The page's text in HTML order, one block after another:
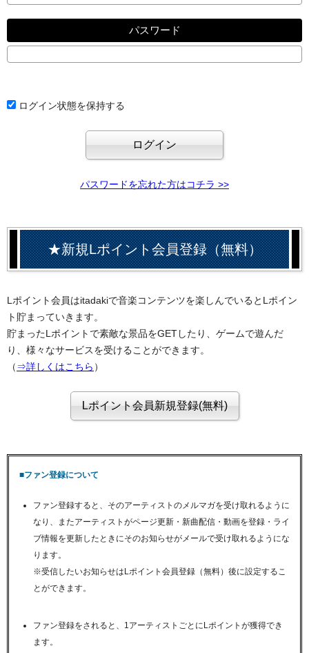
パスワード
ログイン状態を保持する
パスワードを忘れた方はコチラ >>
★新規Lポイント会員登録（無料）
Lポイント会員はitadakiで音楽コンテンツを楽しんでいるとLポイン
ト貯まっていきます。
貯まったLポイントで素敵な景品をGETしたり、ゲームで遊んだ
り、様々なサービスを受けることができます。
（ ⇒詳しくはこちら ）
■ファン登録について
ファン登録すると、そのアーティストのメルマガを受け取れるように
なり、またアーティストがページ更新・新曲配信・動画を登録・ライ
ブ情報を更新したときにそのお知らせがメールで受け取れるようにな
ります。
※受信したいお知らせはLポイント会員登録（無料）後に設定するこ
とができます。
ファン登録をされると、1アーティストごとにLポイントが獲得でき
ます。